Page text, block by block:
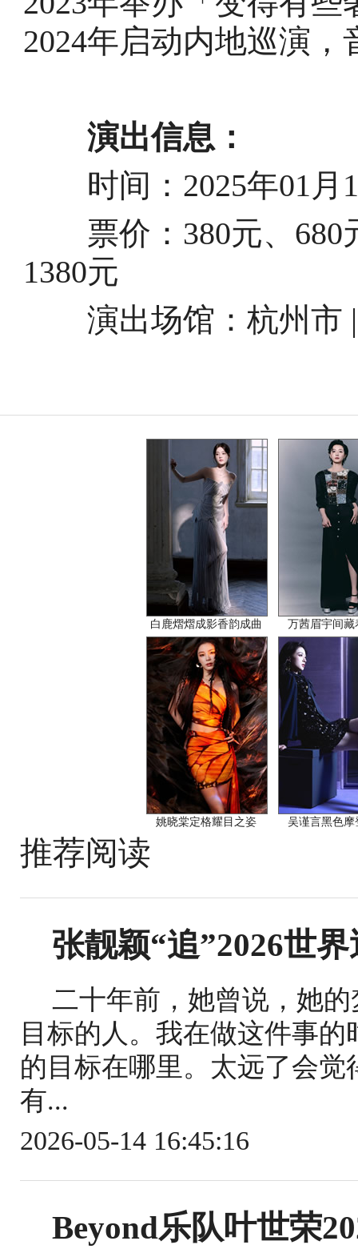
2024年启动内地巡演
演出信息：
时间：2025年01月
票价：380元、680
1380元
演出场馆：杭州市
白鹿熠熠成影香韵成曲 万茜眉宇间藏
姚晓棠定格耀目之姿 吴谨言黑色摩
推荐阅读
张靓颖“追”2026世
二十年前，她曾说，她
目标的人。我在做这件事
的目标在哪里。太远了会
有...
2026-05-14 16:45:16
Beyond乐队叶世荣